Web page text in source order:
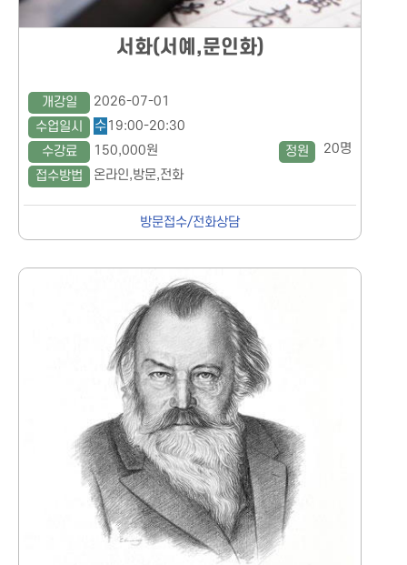
방문접수/전화상담
서화(서예,문인화)
개강일
2026-07-01
수업일시
수19:00-20:30
수강료
150,000원 정원
20명
접수방법
온라인,방문,전화